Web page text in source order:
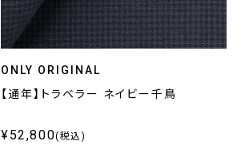
ONLY ORIGINAL
【通年】トラベラー ネイビー千鳥
¥52,800(税込)